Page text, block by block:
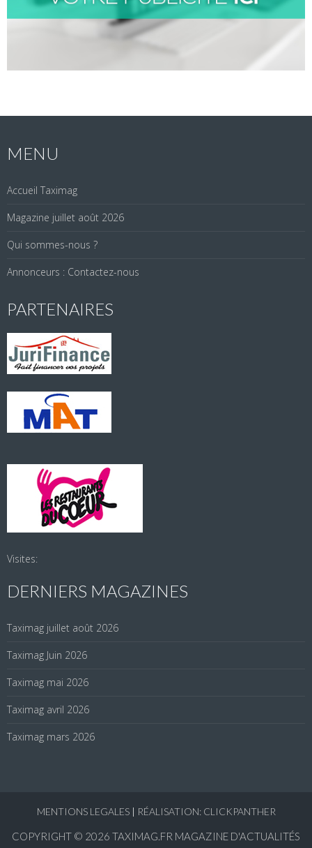
MENU
Accueil Taximag
Magazine juillet août 2026
Qui sommes-nous ?
Annonceurs : Contactez-nous
PARTENAIRES
Visites:
DERNIERS MAGAZINES
Taximag juillet août 2026
Taximag Juin 2026
Taximag mai 2026
Taximag avril 2026
Taximag mars 2026
MENTIONS LEGALES | RÉALISATION: CLICKPANTHER
COPYRIGHT © 2026 TAXIMAG.FR MAGAZINE D'ACTUALITÉS